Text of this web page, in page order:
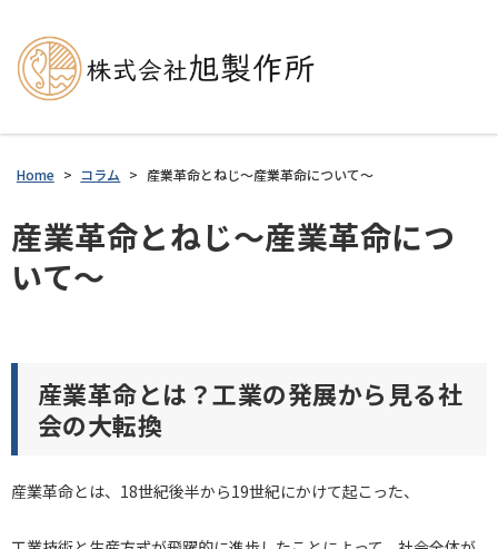
Home > コラム > 産業革命とねじ～産業革命について～
産業革命とねじ～産業革命につ
いて～
産業革命とは？工業の発展から見る社
会の大転換
産業革命とは、18世紀後半から19世紀にかけて起こった、